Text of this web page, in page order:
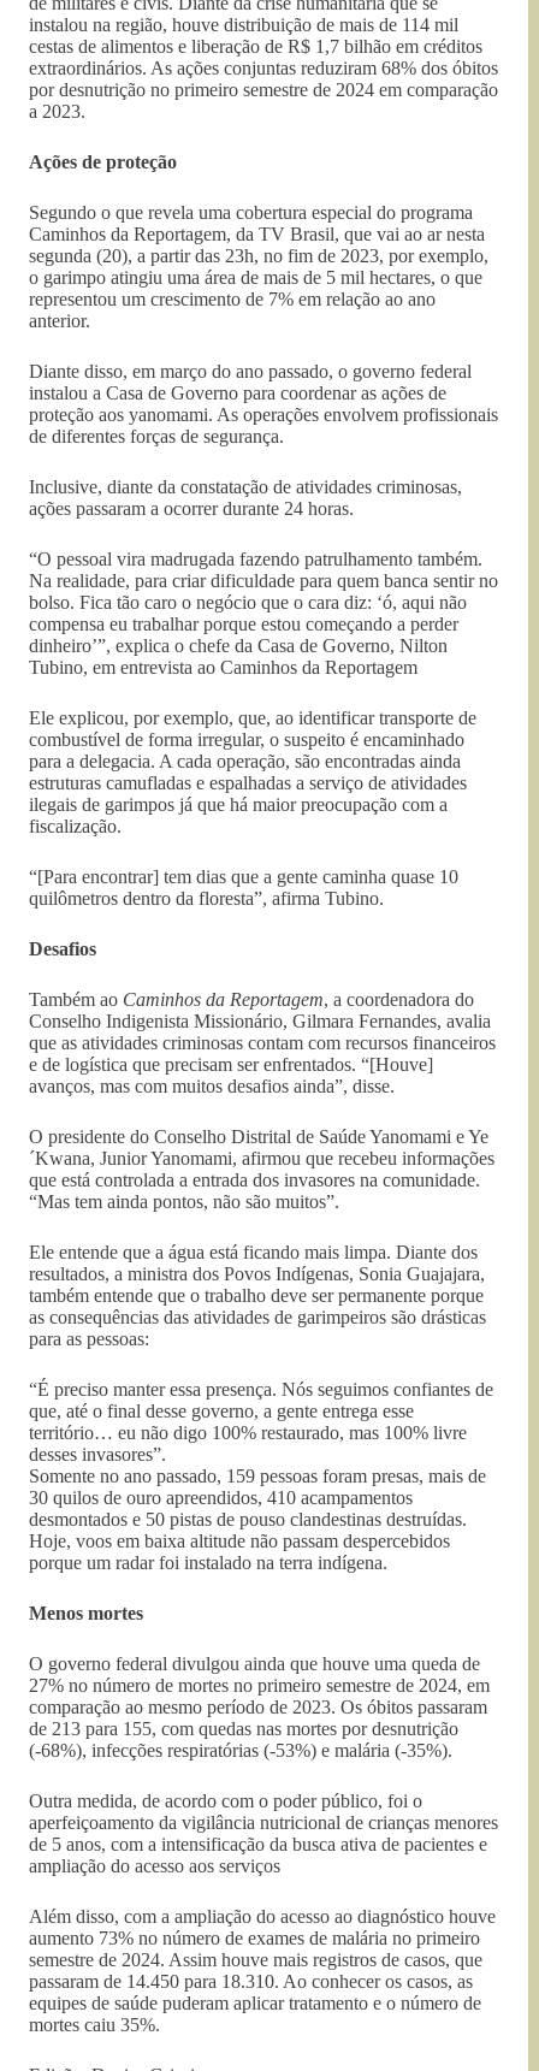
instalou na região, houve distribuição de mais de 114 mil
cestas de alimentos e liberação de R$ 1,7 bilhão em créditos
extraordinários. As ações conjuntas reduziram 68% dos óbitos
por desnutrição no primeiro semestre de 2024 em comparação
a 2023.
Ações de proteção
Segundo o que revela uma cobertura especial do programa
Caminhos da Reportagem, da TV Brasil, que vai ao ar nesta
segunda (20), a partir das 23h, no fim de 2023, por exemplo,
o garimpo atingiu uma área de mais de 5 mil hectares, o que
representou um crescimento de 7% em relação ao ano
anterior.
Diante disso, em março do ano passado, o governo federal
instalou a Casa de Governo para coordenar as ações de
proteção aos yanomami. As operações envolvem profissionais
de diferentes forças de segurança.
Inclusive, diante da constatação de atividades criminosas,
ações passaram a ocorrer durante 24 horas.
“O pessoal vira madrugada fazendo patrulhamento também.
Na realidade, para criar dificuldade para quem banca sentir no
bolso. Fica tão caro o negócio que o cara diz: ‘ó, aqui não
compensa eu trabalhar porque estou começando a perder
dinheiro’”, explica o chefe da Casa de Governo, Nilton
Tubino, em entrevista ao Caminhos da Reportagem
Ele explicou, por exemplo, que, ao identificar transporte de
combustível de forma irregular, o suspeito é encaminhado
para a delegacia. A cada operação, são encontradas ainda
estruturas camufladas e espalhadas a serviço de atividades
ilegais de garimpos já que há maior preocupação com a
fiscalização.
“[Para encontrar] tem dias que a gente caminha quase 10
quilômetros dentro da floresta”, afirma Tubino.
Desafios
Também ao Caminhos da Reportagem, a coordenadora do
Conselho Indigenista Missionário, Gilmara Fernandes, avalia
que as atividades criminosas contam com recursos financeiros
e de logística que precisam ser enfrentados. “[Houve]
avanços, mas com muitos desafios ainda”, disse.
O presidente do Conselho Distrital de Saúde Yanomami e Ye
´Kwana, Junior Yanomami, afirmou que recebeu informações
que está controlada a entrada dos invasores na comunidade.
“Mas tem ainda pontos, não são muitos”.
Ele entende que a água está ficando mais limpa. Diante dos
resultados, a ministra dos Povos Indígenas, Sonia Guajajara,
também entende que o trabalho deve ser permanente porque
as consequências das atividades de garimpeiros são drásticas
para as pessoas:
“É preciso manter essa presença. Nós seguimos confiantes de
que, até o final desse governo, a gente entrega esse
território… eu não digo 100% restaurado, mas 100% livre
desses invasores”.
Somente no ano passado, 159 pessoas foram presas, mais de
30 quilos de ouro apreendidos, 410 acampamentos
desmontados e 50 pistas de pouso clandestinas destruídas.
Hoje, voos em baixa altitude não passam despercebidos
porque um radar foi instalado na terra indígena.
Menos mortes
O governo federal divulgou ainda que houve uma queda de
27% no número de mortes no primeiro semestre de 2024, em
comparação ao mesmo período de 2023. Os óbitos passaram
de 213 para 155, com quedas nas mortes por desnutrição
(-68%), infecções respiratórias (-53%) e malária (-35%).
Outra medida, de acordo com o poder público, foi o
aperfeiçoamento da vigilância nutricional de crianças menores
de 5 anos, com a intensificação da busca ativa de pacientes e
ampliação do acesso aos serviços
Além disso, com a ampliação do acesso ao diagnóstico houve
aumento 73% no número de exames de malária no primeiro
semestre de 2024. Assim houve mais registros de casos, que
passaram de 14.450 para 18.310. Ao conhecer os casos, as
equipes de saúde puderam aplicar tratamento e o número de
mortes caiu 35%.